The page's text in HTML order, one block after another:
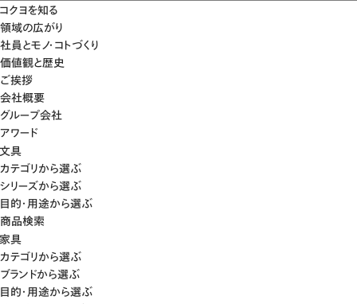
コクヨを知る
領域の広がり
社員とモノ・コトづくり
価値観と歴史
ご挨拶
会社概要
グループ会社
アワード
文具
カテゴリから選ぶ
シリーズから選ぶ
目的・用途から選ぶ
商品検索
家具
カテゴリから選ぶ
ブランドから選ぶ
目的・用途から選ぶ